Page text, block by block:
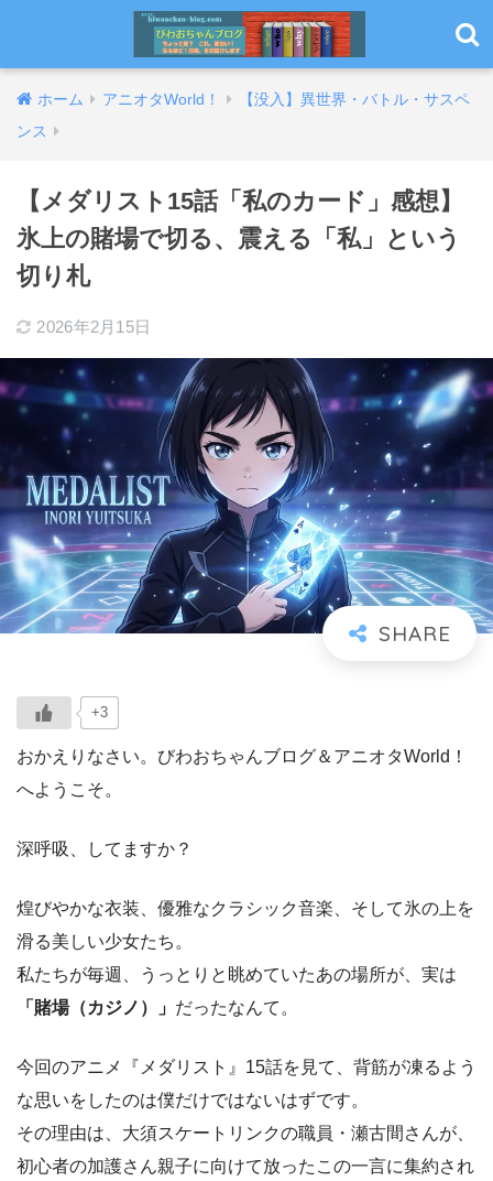
ホーム アニオタWorld！
【没入】異世界・バトル・サスペ
ンス
【メダリスト15話「私のカード」感想】
氷上の賭場で切る、震える「私」という
切り札
2026年2月15日
+3
おかえりなさい。びわおちゃんブログ＆アニオタWorld！
へようこそ。
深呼吸、してますか？
煌びやかな衣装、優雅なクラシック音楽、そして氷の上を
滑る美しい少女たち。
私たちが毎週、うっとりと眺めていたあの場所が、実は
「賭場（カジノ）」 だったなんて。
今回のアニメ『メダリスト』15話を見て、背筋が凍るよう
な思いをしたのは僕だけではないはずです。
その理由は、大須スケートリンクの職員・瀬古間さんが、
初心者の加護さん親子に向けて放ったこの一言に集約され